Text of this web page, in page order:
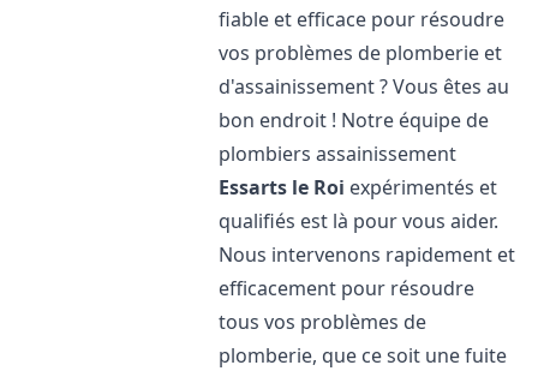
fiable et efficace pour résoudre
vos problèmes de plomberie et
d'assainissement ? Vous êtes au
bon endroit ! Notre équipe de
plombiers assainissement
Essarts le Roi expérimentés et
qualifiés est là pour vous aider.
Nous intervenons rapidement et
efficacement pour résoudre
tous vos problèmes de
plomberie, que ce soit une fuite